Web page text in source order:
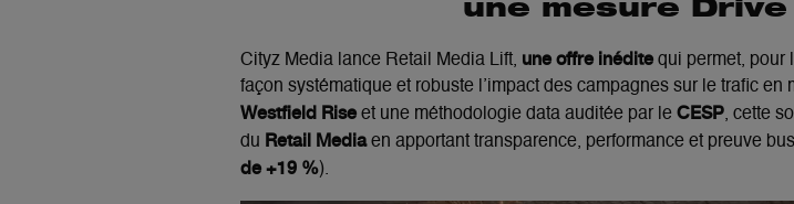
une mesure
Cityz Media lance Retail Media Lift, une offre inédite qui permet, pour
façon systématique et robuste l’impact des campagnes sur le trafic en
Westfield Rise et une méthodologie data auditée par leCESP, cette
du Retail Mediaen apportanttransparence, performance et preuve
de +19 %).